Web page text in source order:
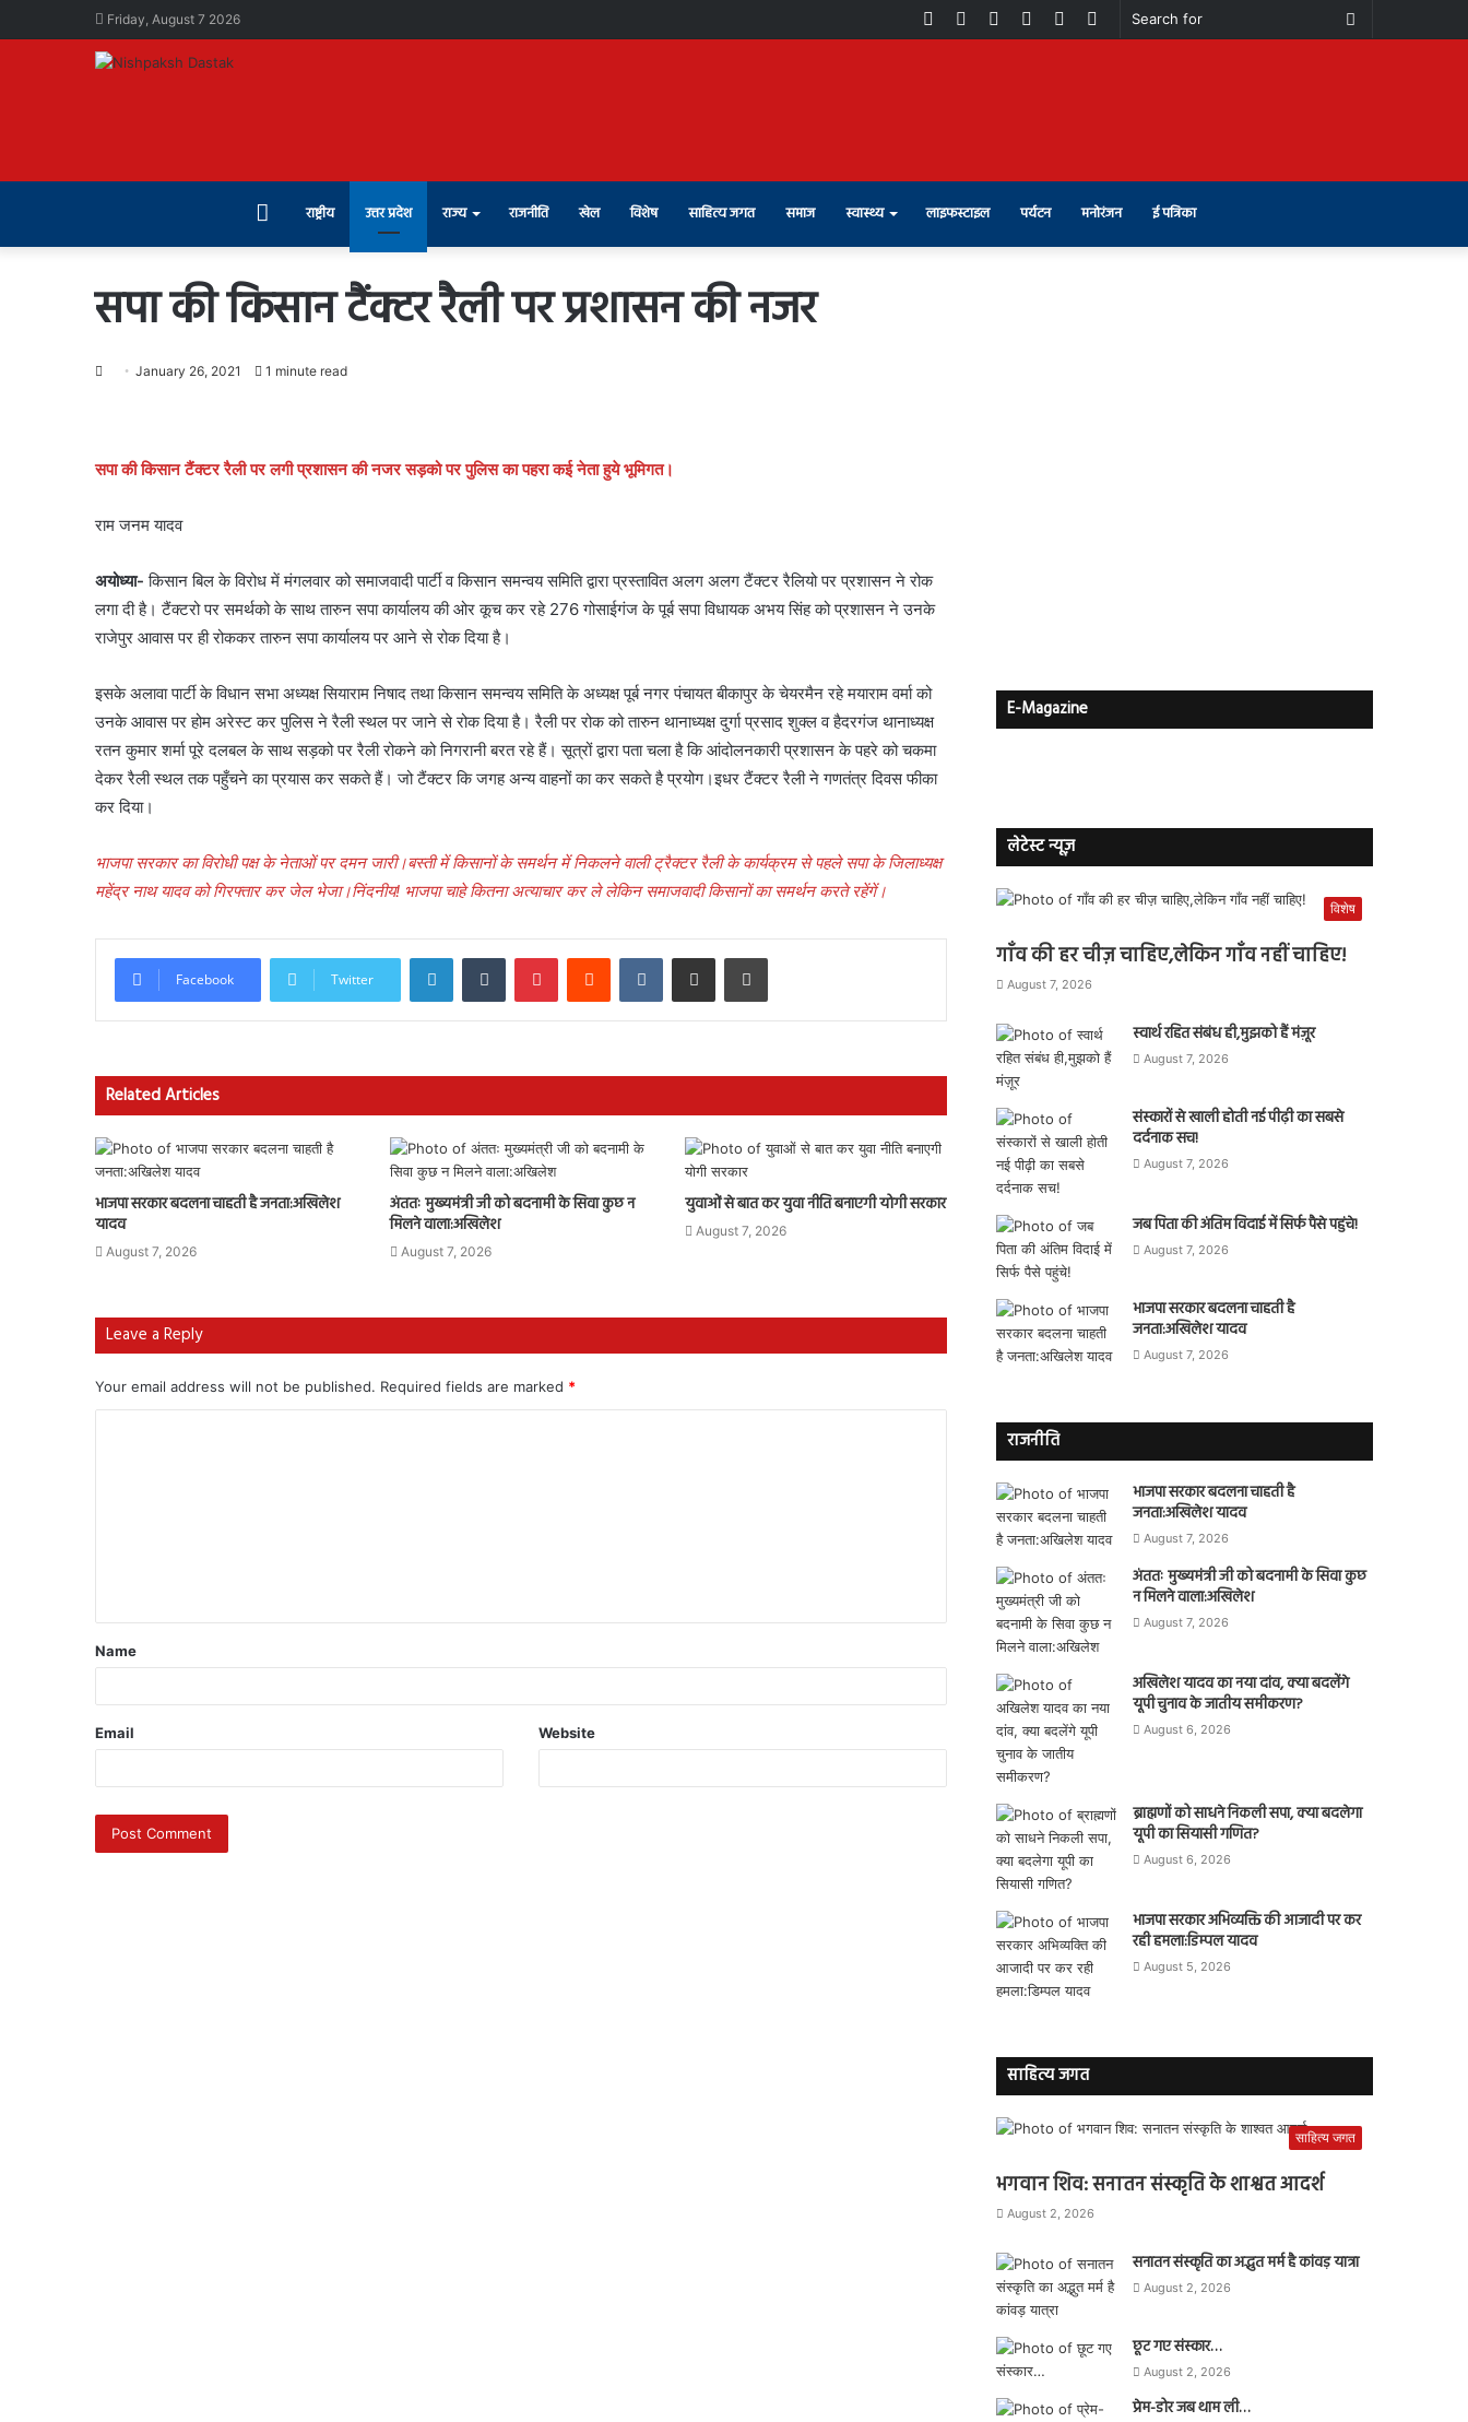
Friday, August 7 2026
Search
Switch
Telegram
Instagram
Youtube
Facebook
राष्ट्रीय उत्तर प्रदेश राज्य राजनीति खेल विशेष साहित्य जगत समाज स्वास्थ्य लाइफस्टाइल पर्यटन मनोरंजन ई पत्रिका
सपा की किसान टैंक्टर रैली पर प्रशासन की नजर
January 26, 2021 1 minute read
सपा की किसान टैंक्टर रैली पर लगी प्रशासन की नजर सड़को पर पुलिस का पहरा कई नेता हुये भूमिगत।
राम जनम यादव
अयोध्या-किसान बिल के विरोध में मंगलवार को समाजवादी पार्टी व किसान समन्वय समिति द्वारा प्रस्तावित अलग अलग टैंक्टर रैलियो पर प्रशासन ने रोक
लगा दी है। टैंक्टरो पर समर्थको के साथ तारुन सपा कार्यालय की ओर कूच कर रहे 276 गोसाईगंज के पूर्ब सपा विधायक अभय सिंह को प्रशासन ने उनके
राजेपुर आवास पर ही रोककर तारुन सपा कार्यालय पर आने से रोक दिया है।
इसके अलावा पार्टी के विधान सभा अध्यक्ष सियाराम निषाद तथा किसान समन्वय समिति के अध्यक्ष पूर्ब नगर पंचायत बीकापुर के चेयरमैन रहे मयाराम वर्मा को
उनके आवास पर होम अरेस्ट कर पुलिस ने रैली स्थल पर जाने से रोक दिया है। रैली पर रोक को तारुन थानाध्यक्ष दुर्गा प्रसाद शुक्ल व हैदरगंज थानाध्यक्ष
रतन कुमार शर्मा पूरे दलबल के साथ सड़को पर रैली रोकने को निगरानी बरत रहे हैं। सूत्रों द्वारा पता चला है कि आंदोलनकारी प्रशासन के पहरे को चकमा
देकर रैली स्थल तक पहुँचने का प्रयास कर सकते हैं। जो टैंक्टर कि जगह अन्य वाहनों का कर सकते है प्रयोग।इधर टैंक्टर रैली ने गणतंत्र दिवस फीका
कर दिया।
भाजपा सरकार का विरोधी पक्ष के नेताओं पर दमन जारी।बस्ती में किसानों के समर्थन में निकलने वाली ट्रैक्टर रैली के कार्यक्रम से पहले सपा के जिलाध्यक्ष
महेंद्र नाथ यादव को गिरफ्तार कर जेल भेजा।निंदनीय! भाजपा चाहे कितना अत्याचार कर ले लेकिन समाजवादी किसानों का समर्थन करते रहेंगें।
Facebook Twitter
LinkedInTumblr PinterestReddit VKontakteShare via Email Print
Related Articles
भाजपा सरकार बदलना चाहती है जनता:अखिलेश
यादव
August 7, 2026
अंततः मुख्यमंत्री जी को बदनामी के सिवा कुछ न
मिलने वाला:अखिलेश
August 7, 2026
युवाओं से बात कर युवा नीति बनाएगी योगी सरकार
August 7, 2026
Leave a Reply
Your email address will not be published. Required fields are marked *
Name
Email Website
E-Magazine
लेटेस्ट न्यूज़
विशेष
गाँव की हर चीज़ चाहिए,लेकिन गाँव नहीं चाहिए!
August 7, 2026
स्वार्थ रहित संबंध ही,मुझको हैं मंज़ूर
August 7, 2026
संस्कारों से खाली होती नई पीढ़ी का सबसे
दर्दनाक सच!
August 7, 2026
जब पिता की अंतिम विदाई में सिर्फ पैसे पहुंचे!
August 7, 2026
भाजपा सरकार बदलना चाहती है
जनता:अखिलेश यादव
August 7, 2026
राजनीति
भाजपा सरकार बदलना चाहती है
जनता:अखिलेश यादव
August 7, 2026
अंततः मुख्यमंत्री जी को बदनामी के सिवा कुछ
न मिलने वाला:अखिलेश
August 7, 2026
अखिलेश यादव का नया दांव, क्या बदलेंगे
यूपी चुनाव के जातीय समीकरण?
August 6, 2026
ब्राह्मणों को साधने निकली सपा, क्या बदलेगा
यूपी का सियासी गणित?
August 6, 2026
भाजपा सरकार अभिव्यक्ति की आजादी पर कर
रही हमला:डिम्पल यादव
August 5, 2026
साहित्य जगत
साहित्य जगत
भगवान शिव: सनातन संस्कृति के शाश्वत आदर्श
August 2, 2026
सनातन संस्कृति का अद्भुत मर्म है कांवड़ यात्रा
August 2, 2026
छूट गए संस्कार…
August 2, 2026
प्रेम-डोर जब थाम ली…